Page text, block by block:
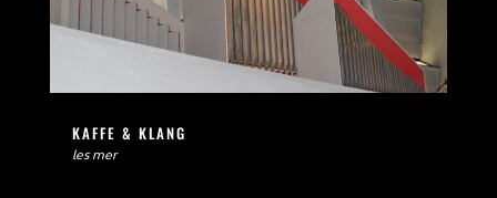
KAFFE & KLANG
les mer